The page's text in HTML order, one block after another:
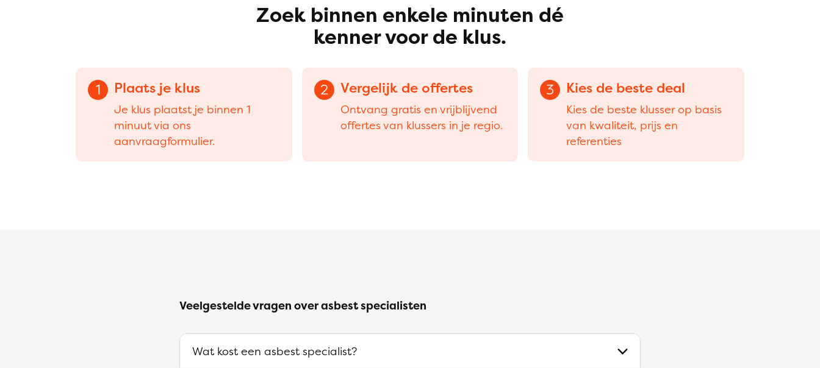
Zoek binnen enkele minuten dé
kenner voor de klus.
1 Plaats je klus
Je klus plaatst je binnen 1
minuut via ons
aanvraagformulier.
2 Vergelijk de offertes
Ontvang gratis en vrijblijvend
offertes van klussers in je regio.
3 Kies de beste deal
Kies de beste klusser op basis
van kwaliteit, prijs en
referenties
Veelgestelde vragen over asbest specialisten
Wat kost een asbest specialist?